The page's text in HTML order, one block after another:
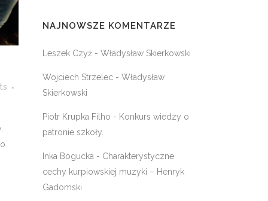
NAJNOWSZE KOMENTARZE
Leszek Czyż - Władysław Skierkowski
Wojciech Strzelec - Władysław
Skierkowski
Piotr Krupka Filho - Konkurs wiedzy o
patronie szkoły.
Inka Bogucka - Charakterystyczne
cechy kurpiowskiej muzyki – Henryk
Gadomski